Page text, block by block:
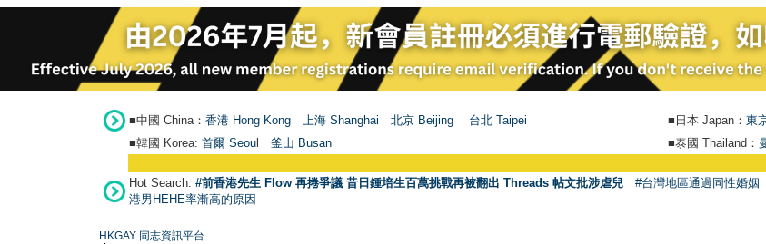
■中國 China： 香港 Hong Kong 上海 Shanghai 北京 Beijing 台北 Taipei ■日本 Japan： 東
■韓國 Korea: 首爾 Seou 釜山 Busan ■泰國 Thailand：
Hot Search: #前香港先生 Flow 再捲爭議 昔日鍾培生百萬挑戰再被翻出 Threads 帖文批涉虐兒 #台灣地區通過同性婚姻
港男HEHE率漸高的原因
HKGAY 同志資訊平台